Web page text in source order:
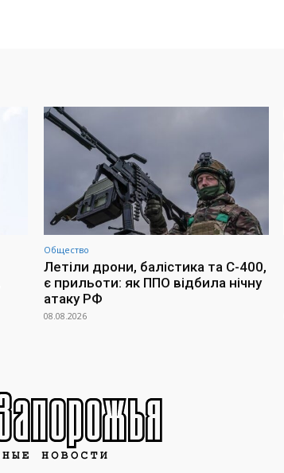
Общество
Летіли дрони, балістика та С-400,
є прильоти: як ППО відбила нічну
атаку РФ
08.08.2026